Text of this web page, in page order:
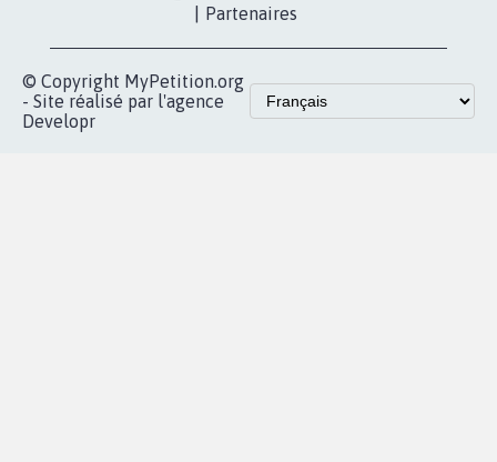
Partenaires
© Copyright MyPetition.org
- Site réalisé par l'agence
Developr